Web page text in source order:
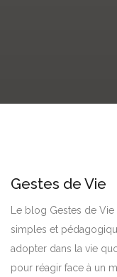
Gestes de Vie
Le blog Gestes de
simples et
adopter dans la vie
pour réagir face à un